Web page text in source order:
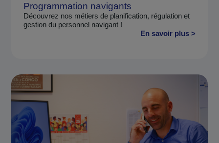
Programmation navigants
Découvrez nos métiers de planification, régulation et
gestion du personnel navigant !
En savoir plus >